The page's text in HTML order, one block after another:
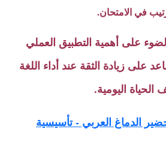
في الامتحان.
على أهمية التطبيق العملي
على زيادة الثقة عند أداء اللغة
الحياة اليومية.
الدماغ العربي - تأسيسية